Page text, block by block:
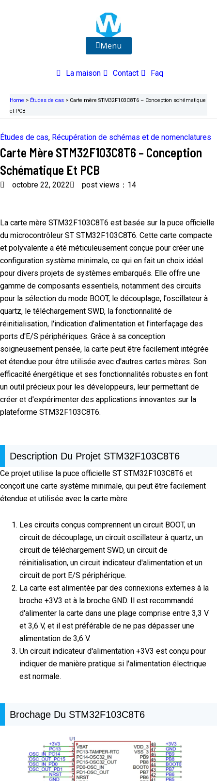
Menu
La maison Contact Faq
Home > Études de cas > Carte mère STM32F103C8T6 – Conception schématique
et PCB
Études de cas, Récupération de schémas et de nomenclatures
Carte Mère STM32F103C8T6 – Conception
Schématique Et PCB
octobre 22, 2022 post views：14
La carte mère STM32F103C8T6 est basée sur la puce officielle
du microcontrôleur ST STM32F103C8T6. Cette carte compacte
et polyvalente a été méticuleusement conçue pour créer une
configuration système minimale, ce qui en fait un choix idéal
pour divers projets de systèmes embarqués. Elle offre une
gamme de composants essentiels, notamment des circuits
pour la sélection du mode BOOT, le découplage, l'oscillateur à
quartz, le téléchargement SWD, la fonctionnalité de
réinitialisation, l'indication d'alimentation et l'interfaçage des
ports d'E/S périphériques. Grâce à sa conception
soigneusement pensée, la carte peut être facilement intégrée
et étendue pour être utilisée avec d'autres cartes mères. Son
efficacité énergétique et ses fonctionnalités robustes en font
un outil précieux pour les développeurs, leur permettant de
créer et d'expérimenter des applications innovantes sur la
plateforme STM32F103C8T6.
Description Du Projet STM32F103C8T6
Ce projet utilise la puce officielle ST STM32F103C8T6 et
conçoit une carte système minimale, qui peut être facilement
étendue et utilisée avec la carte mère.
Les circuits conçus comprennent un circuit BOOT, un
circuit de découplage, un circuit oscillateur à quartz, un
circuit de téléchargement SWD, un circuit de
réinitialisation, un circuit indicateur d'alimentation et un
circuit de port E/S périphérique.
La carte est alimentée par des connexions externes à la
broche +3V3 et à la broche GND. Il est recommandé
d'alimenter la carte dans une plage comprise entre 3,3 V
et 3,6 V, et il est préférable de ne pas dépasser une
alimentation de 3,6 V.
Un circuit indicateur d'alimentation +3V3 est conçu pour
indiquer de manière pratique si l'alimentation électrique
est normale.
Brochage Du STM32F103C8T6